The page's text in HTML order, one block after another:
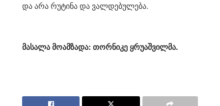
და არა რუტინა და ვალდებულება.
მასალა მოამზადა: თორნიკე ყრუაშვილმა.